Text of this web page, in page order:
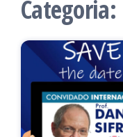
Categoria: